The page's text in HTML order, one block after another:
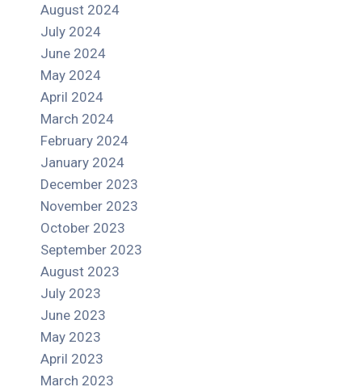
August 2024
July 2024
June 2024
May 2024
April 2024
March 2024
February 2024
January 2024
December 2023
November 2023
October 2023
September 2023
August 2023
July 2023
June 2023
May 2023
April 2023
March 2023